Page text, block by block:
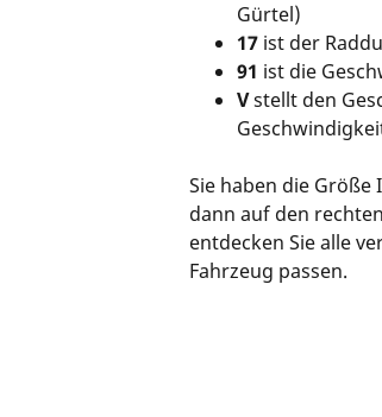
Gürtel)
17 ist der
91 ist die
Vstellt den
Sie haben die
dann auf den
entdecken Sie alle
Fahrzeug passen.